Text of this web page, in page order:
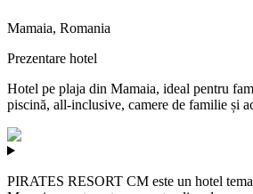
Mamaia, Romania
Prezentare hotel
Hotel pe plaja din Mamaia, ideal pentru
piscină, all-inclusive, camere de familie și
PIRATES RESORT CM este un hotel